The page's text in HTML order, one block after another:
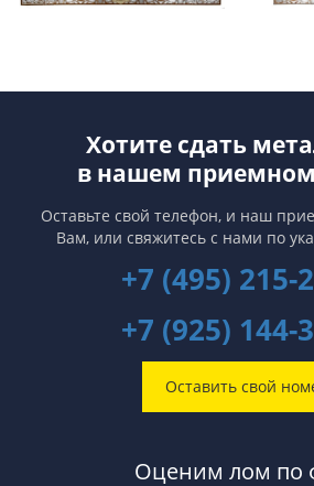
Хотите сдать
в нашем приемном
Оставьте свой телефон, и наш
Вам, или свяжитесь с нами по
+7 (495) 215-
+7 (925) 144-
Оставить свой
Оценим лом по